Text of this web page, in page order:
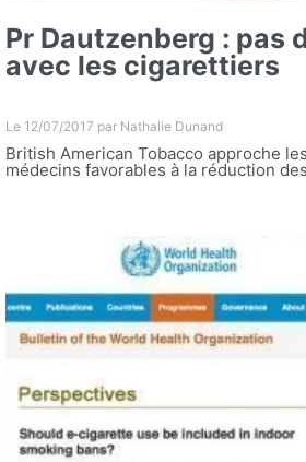
Pr Dautzenberg : pas
avec les cigarettiers
Le 12/07/2017 par Nathalie Dunand
British American Tobacco approche
médecins favorables à la réduction